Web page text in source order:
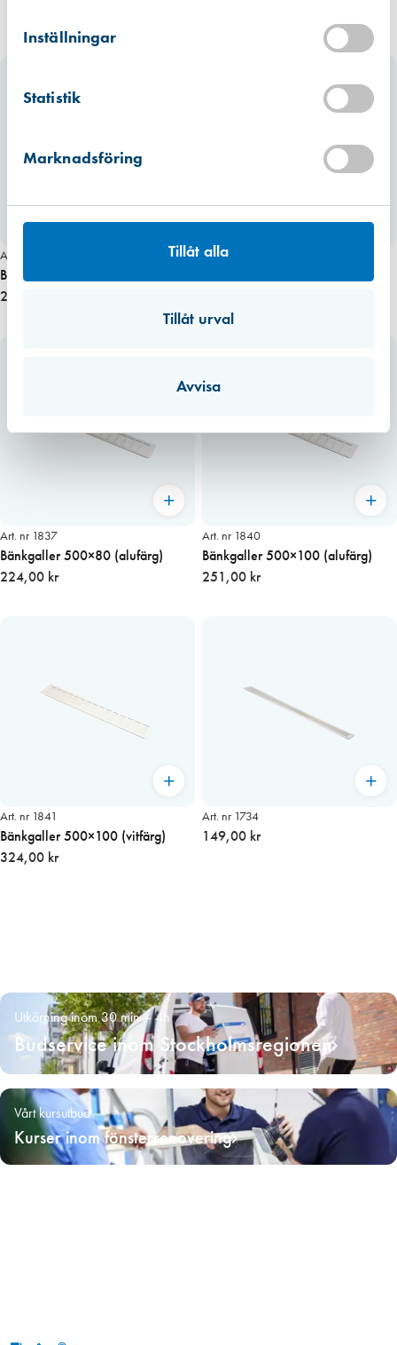
Inställningar
Statistik
Marknadsföring
Tillåt alla
Tillåt urval
Avvisa
Art. nr 1835
Bänkgaller 500×60 (alufärg)
210,00 kr
Art. nr 1836
Art. nr 1837
Bänkgaller 500×80 (alufärg)
224,00 kr
Art. nr 1840
Bänkgaller 500×100 (alufärg)
251,00 kr
Art. nr 1841
Bänkgaller 500×100 (vitfärg)
324,00 kr
Art. nr 1734
149,00 kr
Utkörning inom 30 min – 4h
Budservice inom Stockholmsregionen
Vårt kursutbud
Kurser inom fönsterrenovering
Förväntad leverans: 2026-07-17
Hitta hit
Hitta hit